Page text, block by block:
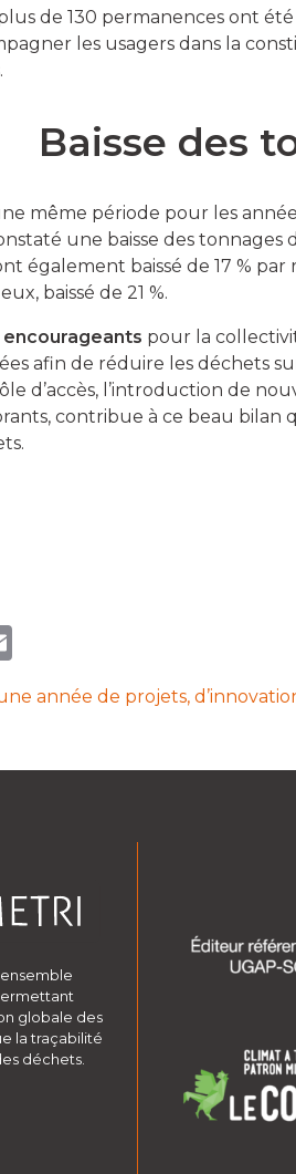
de 130 permanences ont
les usagers dans la
Baisse des
même période pour les
une baisse des tonnages
également baissé de 17 %
baissé de 21 %.
pour la
afin de réduire les déchets
d’accès, l’introduction de
contribue à ce beau bilan
des articles
année de projets,
ensemble
globale des
la traçabilité
déchets.